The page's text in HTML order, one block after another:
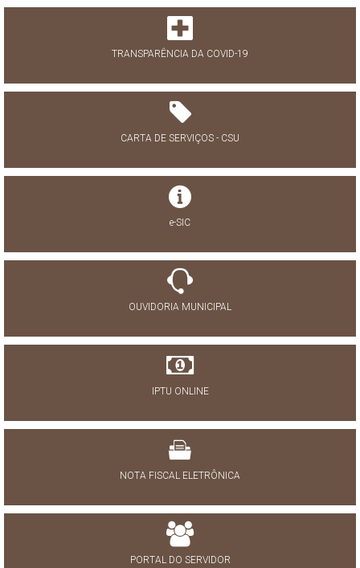
TRANSPARÊNCIA DA COVID-19
CARTA DE SERVIÇOS - CSU
e-SIC
OUVIDORIA MUNICIPAL
IPTU ONLINE
NOTA FISCAL ELETRÔNICA
PORTAL DO SERVIDOR